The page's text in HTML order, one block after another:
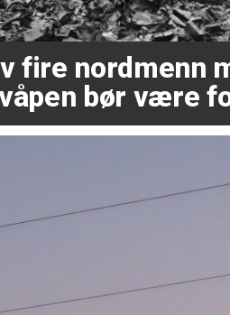
fire nordmenn
bør være